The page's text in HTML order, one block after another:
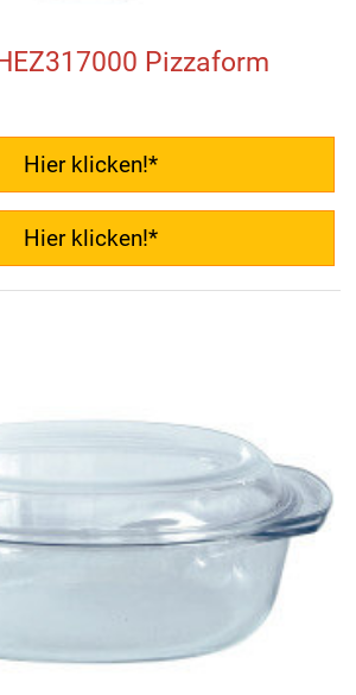
Pizzaform
Hier klicken!*
Hier klicken!*